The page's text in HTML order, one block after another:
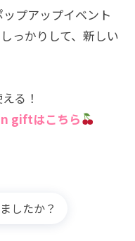
プアップイベント
っかりして、新しい
る！
giftはこちら
したか？